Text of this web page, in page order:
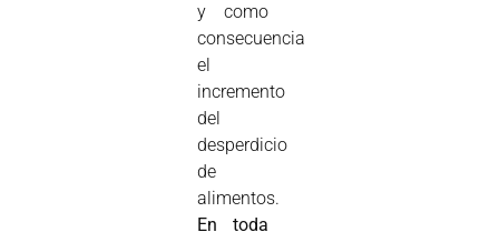
y como
consecuencia
el
incremento
del
desperdicio
de
alimentos.
En toda